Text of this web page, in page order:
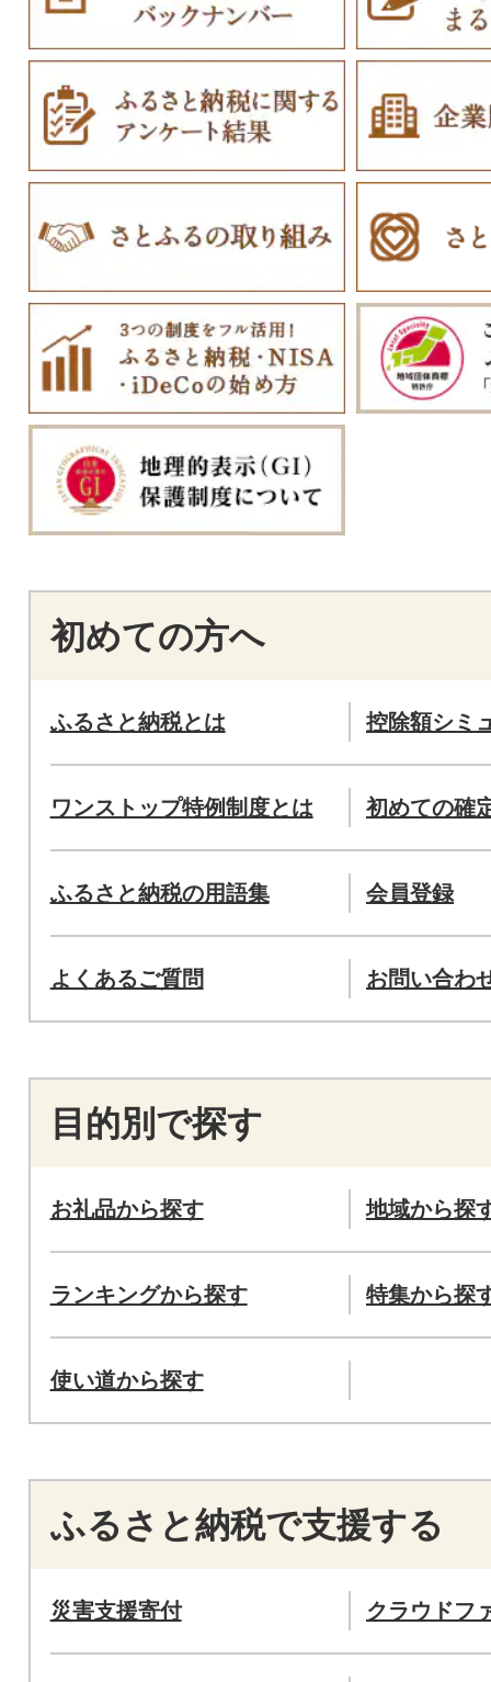
初めての方へ
ふるさと納税とは 控除額シミ
ワンストップ特例制度とは 初めての確
ふるさと納税の用語集 会員登録
よくあるご質問 お問い合わ
目的別で探す
お礼品から探す 地域から探
ランキングから探す 特集から探
使い道から探す
ふるさと納税で支援する
災害支援寄付 クラウドフ